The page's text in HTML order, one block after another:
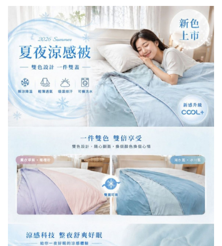
付款後門市自取(待系統通知後才可取貨)
每筆NT$150，滿NT$1,399(含以上)免運費